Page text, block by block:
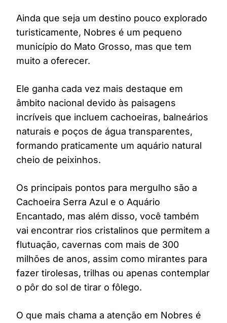
Ainda que seja um destino pouco explorado
turisticamente, Nobres é um pequeno
município do Mato Grosso, mas que tem
muito a oferecer.
Ele ganha cada vez mais destaque em
âmbito nacional devido às paisagens
incríveis que incluem cachoeiras, balneários
naturais e poços de água transparentes,
formando praticamente um aquário natural
cheio de peixinhos.
Os principais pontos para mergulho são a
Cachoeira Serra Azul e o Aquário
Encantado, mas além disso, você também
vai encontrar rios cristalinos que permitem a
flutuação, cavernas com mais de 300
milhões de anos, assim como mirantes para
fazer tirolesas, trilhas ou apenas contemplar
o pôr do sol de tirar o fôlego.
O que mais chama a atenção em Nobres é